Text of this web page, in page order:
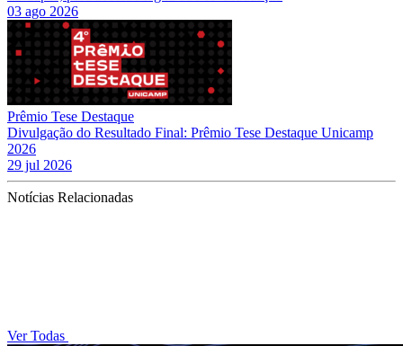
03 ago 2026
Prêmio Tese Destaque
Divulgação do Resultado Final: Prêmio Tese Destaque Unicamp
2026
29 jul 2026
Notícias Relacionadas
Ver Todas